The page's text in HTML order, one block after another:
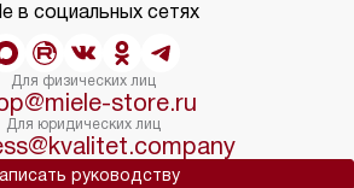
в социальных сетях
Для физических лиц
store.ru
Для юридических лиц
руководству